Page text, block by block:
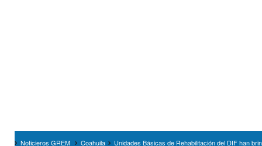
Noticieros GREM Coahuila Unidades Básicas de Rehabilitación del DIF han